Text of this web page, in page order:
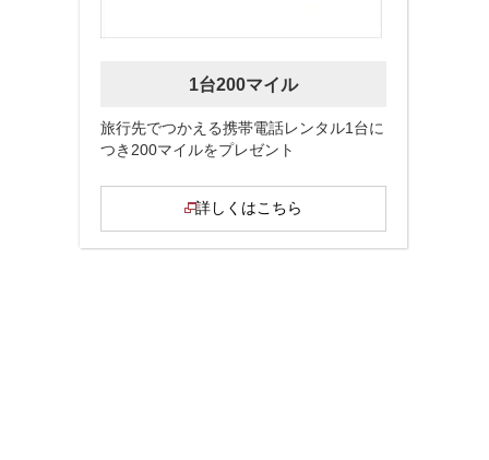
1台200マイル
旅行先でつかえる携帯電話レンタル1台に
つき200マイルをプレゼント
詳しくはこちら